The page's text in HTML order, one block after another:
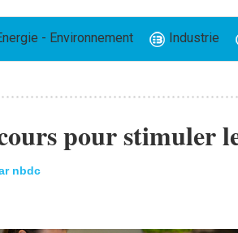
- Environnement Industrie
pour stimuler
nbdc